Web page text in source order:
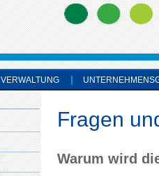
VERWALTUNG
Fragen
Warum wird